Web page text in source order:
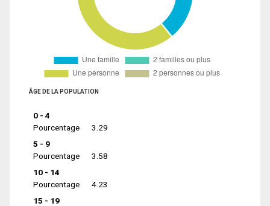
ÂGE DE LA POPULATION
0 - 4
Pourcentage
3.29
5 - 9
Pourcentage
3.58
10 - 14
Pourcentage
4.23
15 - 19